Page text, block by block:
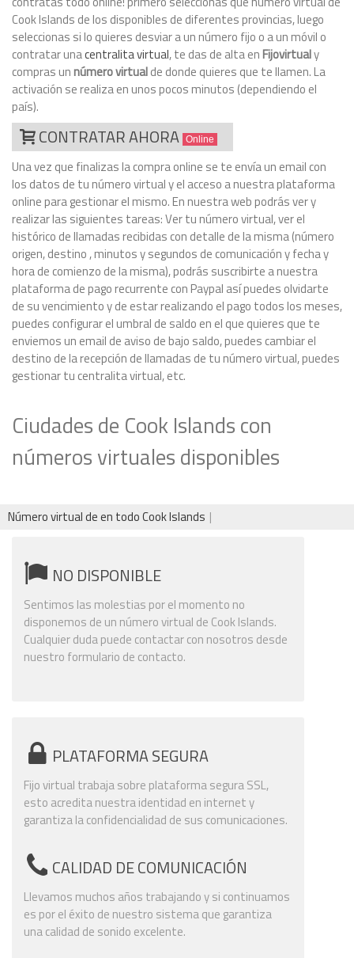
Cook Islands de los disponibles de diferentes provincias, luego
seleccionas si lo quieres desviar a un número fijo o a un móvil o
contratar unacentralita virtual, te das de alta enFijovirtualy
compras unnúmero virtualde donde quieres que te llamen. La
activación se realiza en unos pocos minutos (dependiendo el
país).
CONTRATAR AHORA Online
Una vez que finalizas la compra online se te envía un email con
los datos de tu número virtual y el acceso a nuestra plataforma
online para gestionar el mismo. En nuestra web podrás ver y
realizar las siguientes tareas: Ver tu número virtual, ver el
histórico de llamadas recibidas con detalle de la misma (número
origen, destino , minutos y segundos de comunicación y fecha y
hora de comienzo de la misma), podrás suscribirte a nuestra
plataforma de pago recurrente con Paypal así puedes olvidarte
de su vencimiento y de estar realizando el pago todos los meses,
puedes configurar el umbral de saldo en el que quieres que te
enviemos un email de aviso de bajo saldo, puedes cambiar el
destino de la recepción de llamadas de tu número virtual, puedes
gestionar tu centralita virtual, etc.
Ciudades de Cook Islands con
números virtuales disponibles
Número virtual de en todo Cook Islands
NO DISPONIBLE
Sentimos las molestias por el momento no
disponemos de un número virtual de Cook Islands.
Cualquier duda puede contactar con nosotros desde
nuestro formulario de contacto.
PLATAFORMA SEGURA
Fijo virtual trabaja sobre plataforma segura SSL,
esto acredita nuestra identidad en internet y
garantiza la confidencialidad de sus comunicaciones.
CALIDAD DE COMUNICACIÓN
Llevamos muchos años trabajando y si continuamos
es por el éxito de nuestro sistema que garantiza
una calidad de sonido excelente.